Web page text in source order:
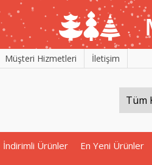
Müşteri Hizmetleri İletişim
İndirimli Ürünler En Yeni Ürünler